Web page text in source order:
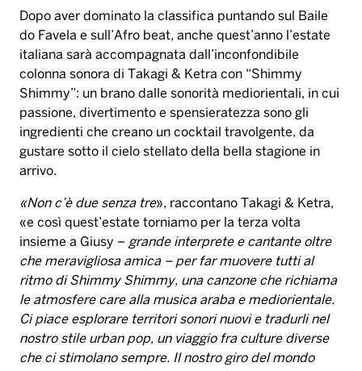
Dopo aver dominato la classifica puntando sul Baile
do Favela e sull’Afro beat, anche quest’anno l’estate
italiana sarà accompagnata dall’inconfondibile
colonna sonora di Takagi & Ketra con “Shimmy
Shimmy”: un brano dalle sonorità mediorientali, in cui
passione, divertimento e spensieratezza sono gli
ingredienti che creano un cocktail travolgente, da
gustare sotto il cielo stellato della bella stagione in
arrivo.
«Non c’è due senza tre», raccontano Takagi & Ketra,
«e così quest’estate torniamo per la terza volta
insieme a Giusy – grande interprete e cantante oltre
che meravigliosa amica – per far muovere tutti al
ritmo di Shimmy Shimmy, una canzone che richiama
le atmosfere care alla musica araba e mediorientale.
Ci piace esplorare territori sonori nuovi e tradurli nel
nostro stile urban pop, un viaggio fra culture diverse
che ci stimolano sempre. Il nostro giro del mondo